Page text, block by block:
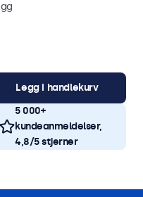
Legg i handlekurv
5 000+
kundeanmeldelser,
4,8/5 stjerner